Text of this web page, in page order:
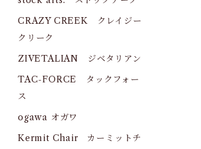
CRAZY CREEK クレイジー
クリーク
ZIVETALIAN ジベタリアン
TAC-FORCE タックフォー
ス
ogawa オガワ
Kermit Chair カーミットチ